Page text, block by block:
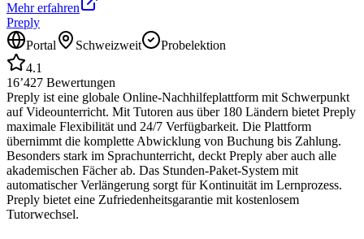
Mehr erfahren
Preply
Portal
Schweizweit
Probelektion
4.1
16’427 Bewertungen
Preply ist eine globale Online-Nachhilfeplattform mit Schwerpunkt
auf Videounterricht. Mit Tutoren aus über 180 Ländern bietet Preply
maximale Flexibilität und 24/7 Verfügbarkeit. Die Plattform
übernimmt die komplette Abwicklung von Buchung bis Zahlung.
Besonders stark im Sprachunterricht, deckt Preply aber auch alle
akademischen Fächer ab. Das Stunden-Paket-System mit
automatischer Verlängerung sorgt für Kontinuität im Lernprozess.
Preply bietet eine Zufriedenheitsgarantie mit kostenlosem
Tutorwechsel.